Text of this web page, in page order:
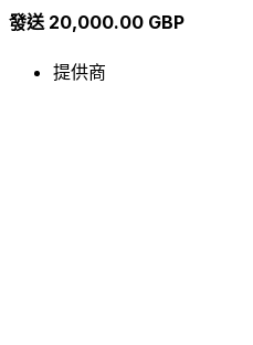
發送 20,000.00 GBP
提供商